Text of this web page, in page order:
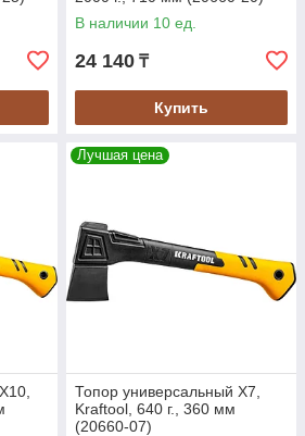
В наличии 10 ед.
24 140 ₸
Купить
Лучшая цена
Топор универсальный X7,
Kraftool, 640 г., 360 мм
(20660-07)